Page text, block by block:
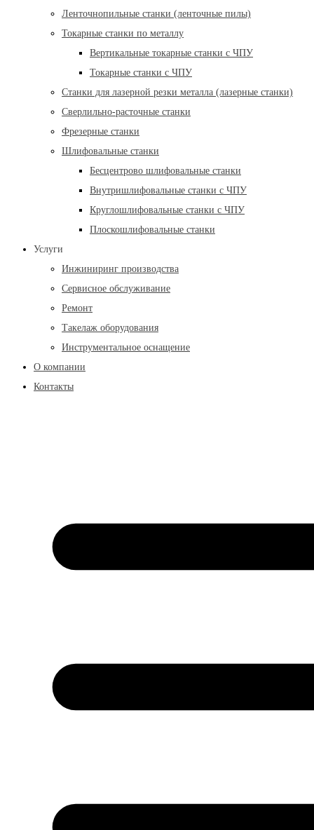
Ленточнопильные станки (ленточные пилы)
Токарные станки по металлу
Вертикальные токарные станки с ЧПУ
Токарные станки с ЧПУ
Станки для лазерной резки металла (лазерные станки)
Сверлильно-расточные станки
Фрезерные станки
Шлифовальные станки
Бесцентрово шлифовальные станки
Внутришлифовальные станки с ЧПУ
Круглошлифовальные станки с ЧПУ
Плоскошлифовальные станки
Услуги
Инжиниринг производства
Сервисное обслуживание
Ремонт
Такелаж оборудования
Инструментальное оснащение
О компании
Контакты